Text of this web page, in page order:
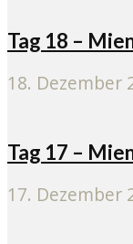
Tag 18 –
18. Dezember
Tag 17 –
17. Dezember